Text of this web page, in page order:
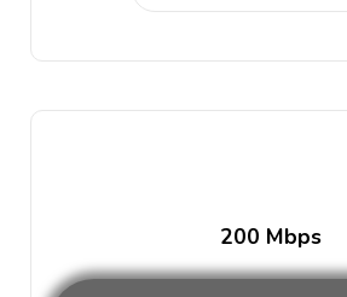
200 Mbps